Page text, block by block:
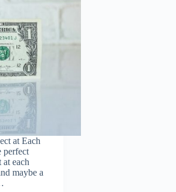
at Each
perfect
each
maybe a